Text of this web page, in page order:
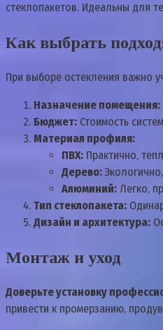
стеклопакетов. Идеальны для
Как выбрать
При выборе остекления важно
Назначение помещения:
Бюджет: Стоимость
Материал профиля:
ПВХ: Практично‚
Дерево:
Алюминий: Легко‚
Тип стеклопакета:
Дизайн и архитектура:
Монтаж и уход
Доверьте установку
привести к промерзанию‚